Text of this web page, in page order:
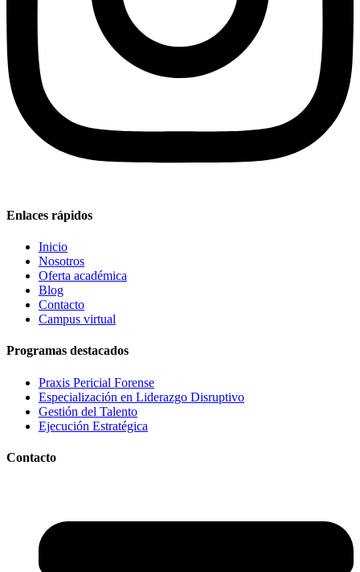
Enlaces rápidos
Inicio
Nosotros
Oferta académica
Blog
Contacto
Campus virtual
Programas destacados
Praxis Pericial Forense
Especialización en Liderazgo Disruptivo
Gestión del Talento
Ejecución Estratégica
Contacto